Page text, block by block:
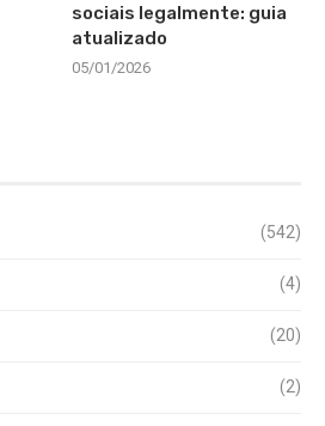
sociais legalmente: guia
atualizado
05/01/2026
(542)
(4)
(20)
(2)